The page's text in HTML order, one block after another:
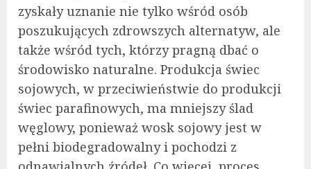
zyskały uznanie nie tylko wśród osób
poszukujących zdrowszych alternatyw, ale
także wśród tych, którzy pragną dbać o
środowisko naturalne. Produkcja świec
sojowych, w przeciwieństwie do produkcji
świec parafinowych, ma mniejszy ślad
węglowy, ponieważ wosk sojowy jest w
pełni biodegradowalny i pochodzi z